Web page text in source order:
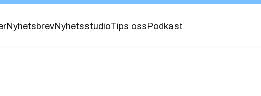
NyhetsbrevNyhetsstudioTips oss Podkast